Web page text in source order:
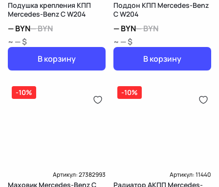
Подушка крепления КПП
Mercedes-Benz C W204
—BYN—BYN
~ — $
В корзину
Поддон КПП Mercedes-Benz
C W204
—BYN—BYN
~ — $
В корзину
-10%
Артикул:27382993
Маховик Mercedes-Benz C
-10%
Артикул:11440
Радиатор АКПП Mercedes-